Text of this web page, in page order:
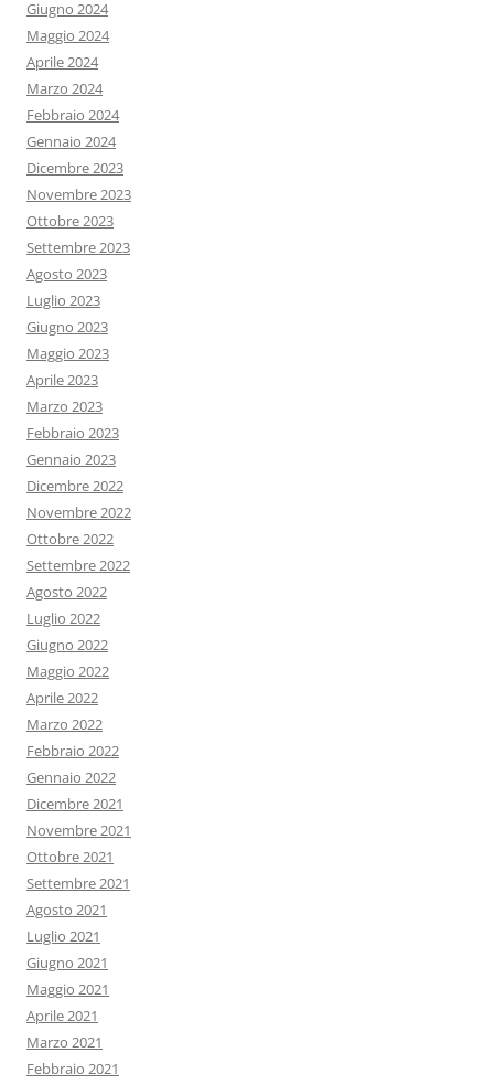
Giugno 2024
Maggio 2024
Aprile 2024
Marzo 2024
Febbraio 2024
Gennaio 2024
Dicembre 2023
Novembre 2023
Ottobre 2023
Settembre 2023
Agosto 2023
Luglio 2023
Giugno 2023
Maggio 2023
Aprile 2023
Marzo 2023
Febbraio 2023
Gennaio 2023
Dicembre 2022
Novembre 2022
Ottobre 2022
Settembre 2022
Agosto 2022
Luglio 2022
Giugno 2022
Maggio 2022
Aprile 2022
Marzo 2022
Febbraio 2022
Gennaio 2022
Dicembre 2021
Novembre 2021
Ottobre 2021
Settembre 2021
Agosto 2021
Luglio 2021
Giugno 2021
Maggio 2021
Aprile 2021
Marzo 2021
Febbraio 2021